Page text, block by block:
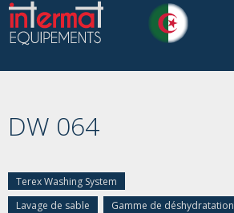
DW 064
Terex Washing System
Lavage de sable
Gamme de déshydratation